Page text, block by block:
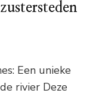
Een unieke
rivier Deze